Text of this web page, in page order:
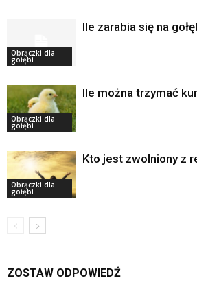
Obrączki dla
gołębi
Ile zarabia się na
Obrączki dla
gołębi
Ile można trzymać
Obrączki dla
gołębi
Kto jest zwolniony z
ZOSTAW ODPOWIEDŹ